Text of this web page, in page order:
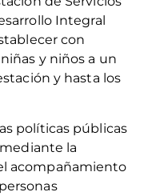
Integral
con
y niños a un
y hasta los
políticas públicas
la
acompañamiento